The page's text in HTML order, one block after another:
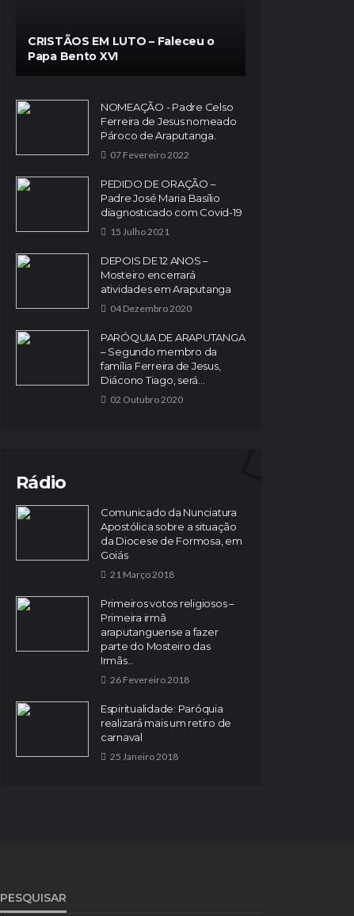
CRISTÃOS EM LUTO – Faleceu o
Papa Bento XVI
NOMEAÇÃO - Padre Celso
Ferreira de Jesus nomeado
Pároco de Araputanga.
07 Fevereiro 2022
PEDIDO DE ORAÇÃO –
Padre José Maria Basílio
diagnosticado com Covid-19
15 Julho 2021
DEPOIS DE 12 ANOS –
Mosteiro encerrará
atividades em Araputanga
04 Dezembro 2020
PARÓQUIA DE ARAPUTANGA
– Segundo membro da
família Ferreira de Jesus,
Diácono Tiago, será...
02 Outubro 2020
Rádio
Comunicado da Nunciatura
Apostólica sobre a situação
da Diocese de Formosa, em
Goiás
21 Março 2018
Primeiros votos religiosos –
Primeira irmã
araputanguense a fazer
parte do Mosteiro das
Irmãs...
26 Fevereiro 2018
Espiritualidade: Paróquia
realizará mais um retiro de
carnaval
25 Janeiro 2018
PESQUISAR